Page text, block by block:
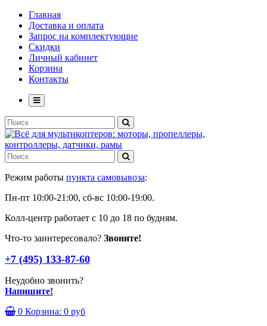
Главная
Доставка и оплата
Запрос на комплектующие
Скидки
Личный кабинет
Корзина
Контакты
Режим работы пункта самовывоза:
Пн-пт 10:00-21:00, сб-вс 10:00-19:00.
Колл-центр работает с 10 до 18 по будням.
Что-то заинтересовало? Звоните!
+7 (495) 133-87-60
Неудобно звонить?
Напишите!
0 Корзина: 0 руб